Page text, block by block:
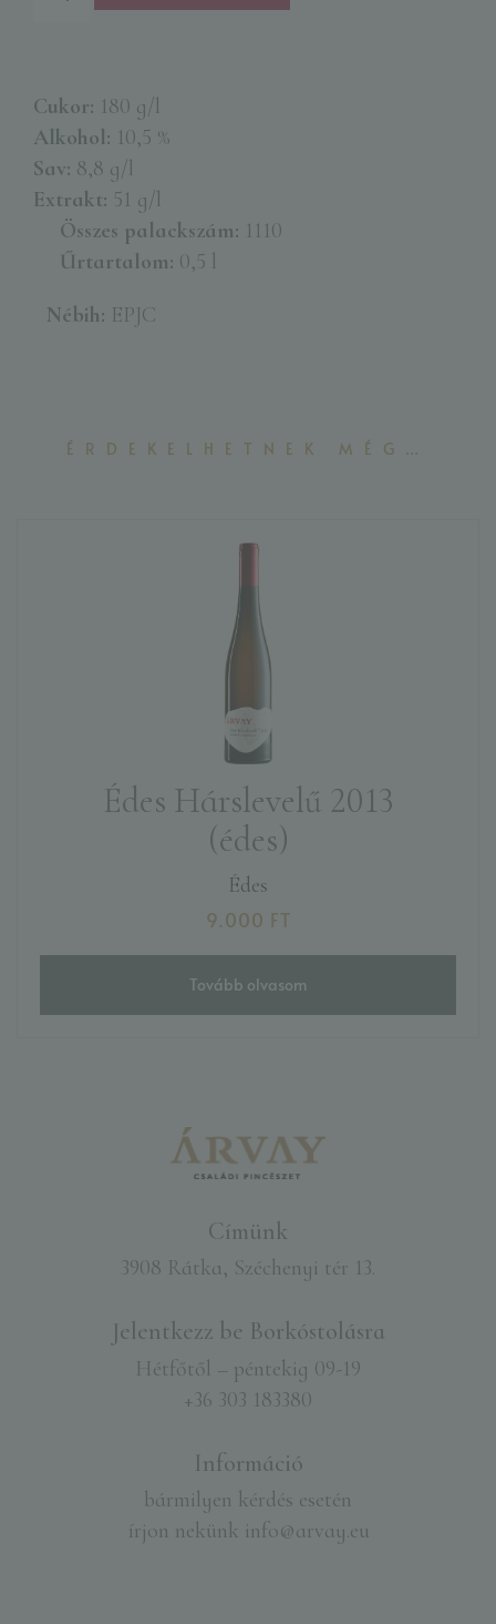
Cukor: 180 g/l
Alkohol: 10,5 %
Sav: 8,8 g/l
Extrakt: 51 g/l
Összes palackszám: 1110
Űrtartalom: 0,5 l
Nébih: EPJC
ÉRDEKELHETNEK MÉG…
Édes Hárslevelű 2013
(édes)
Édes
9.000 FT
Tovább olvasom
Címünk
3908 Rátka, Széchenyi tér 13.
Jelentkezz be Borkóstolásra​
Hétfőtől – péntekig 09-19
+36 303 183380
Információ
bármilyen kérdés esetén
írjon nekünk info@arvay.eu